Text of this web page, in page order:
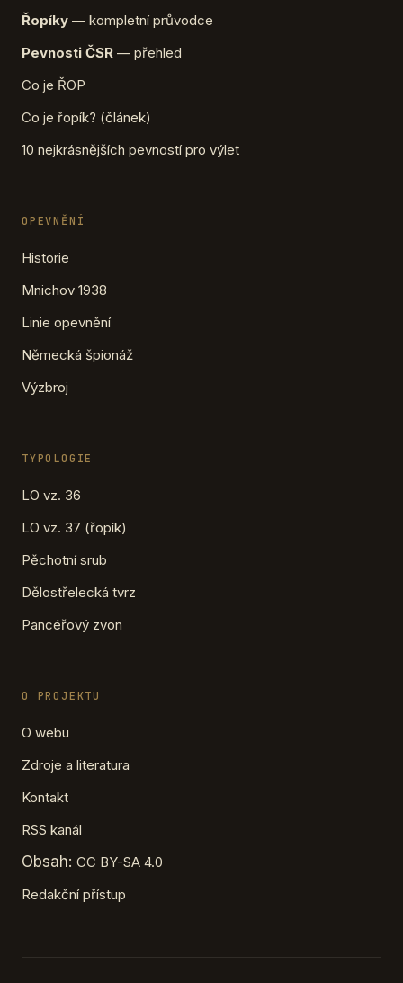
Řopíky — kompletní průvodce
Pevnosti ČSR — přehled
Co je ŘOP
Co je řopík? (článek)
10 nejkrásnějších pevností pro výlet
OPEVNĚNÍ
Historie
Mnichov 1938
Linie opevnění
Německá špionáž
Výzbroj
TYPOLOGIE
LO vz. 36
LO vz. 37 (řopík)
Pěchotní srub
Dělostřelecká tvrz
Pancéřový zvon
O PROJEKTU
O webu
Zdroje a literatura
Kontakt
RSS kanál
Obsah: CC BY-SA 4.0
Redakční přístup